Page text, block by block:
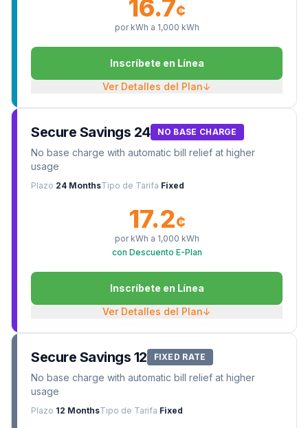
16.7¢
por kWh a 1,000 kWh
Inscríbete en Línea
Ver Detalles del Plan↓
Secure Savings 24 NO BASE CHARGE
No base charge with automatic bill relief at higher
usage
Plazo 24 MonthsTipo de Tarifa Fixed
17.2¢
por kWh a 1,000 kWh
con Descuento E-Plan
Inscríbete en Línea
Ver Detalles del Plan↓
Secure Savings 12 FIXED RATE
No base charge with automatic bill relief at higher
usage
Plazo 12 MonthsTipo de Tarifa Fixed